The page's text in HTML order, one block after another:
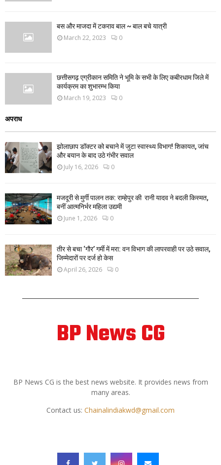
बस और माजदा में टकराव बाल ~ बाल बचे यात्री
March 22, 2023 0
छत्तीसगढ़ एग्रीकान समिति ने भूमि के सभी के लिए कबीरधाम जिले में
कार्यक्रम का शुभारम्भ किया
March 19, 2023 0
अपराध
झोलाछाप डॉक्टर को बचाने में जुटा स्वास्थ्य विभाग! शिकायत, जांच
और बयान के बाद उठे गंभीर सवाल
July 16, 2026 0
मजदूरी से मुर्गी पालन तक: राम्हेपुर की रानी यादव ने बदली किस्मत,
बनीं आत्मनिर्भर महिला उद्यमी
June 1, 2026 0
तीर से बचा ‘गौर’ गर्मी में मरा: वन विभाग की लापरवाही पर उठे सवाल,
जिम्मेदारों पर दर्ज हो केस
April 26, 2026 0
BP News CG
BP News CG is the best news website. It provides news from
many areas.
Contact us: Chainalindiakwd@gmail.com